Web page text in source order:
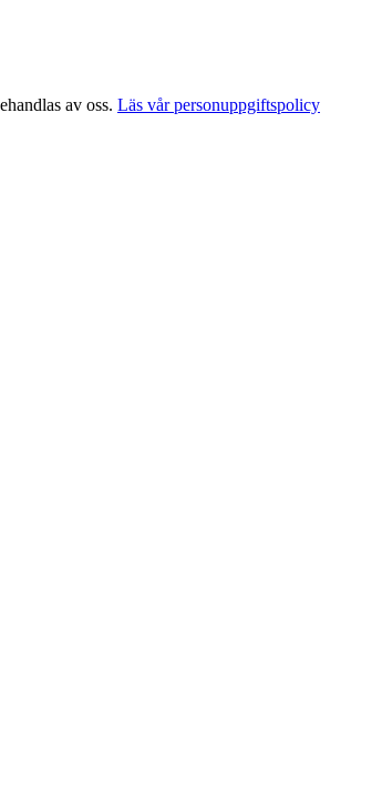
av oss. Läs vår personuppgiftspolicy